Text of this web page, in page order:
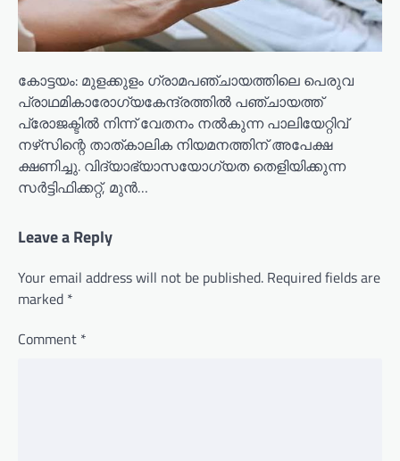
കോട്ടയം: മുളക്കുളം ഗ്രാമപഞ്ചായത്തിലെ പെരുവ
പ്രാഥമികാരോഗ്യകേന്ദ്രത്തില്‍ പഞ്ചായത്ത്
പ്രോജക്ടില്‍ നിന്ന് വേതനം നല്‍കുന്ന പാലിയേറ്റിവ്
നഴ്‌സിന്റെ താത്കാലിക നിയമനത്തിന് അപേക്ഷ
ക്ഷണിച്ചു. വിദ്യാഭ്യാസയോഗ്യത തെളിയിക്കുന്ന
സര്‍ട്ടിഫിക്കറ്റ്, മുന്‍…
Leave a Reply
Your email address will not be published. Required fields are
marked *
Comment *